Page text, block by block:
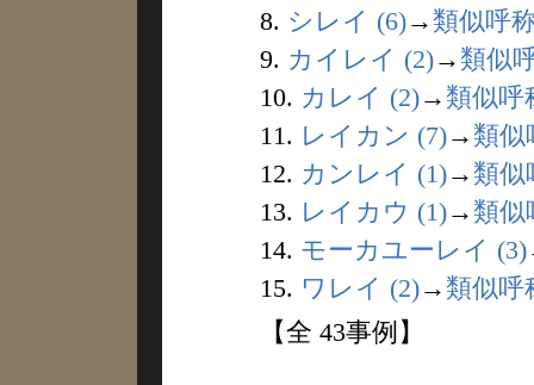
8. シレイ (6)→ 類似呼
9. カイレイ (2)→ 類似
10. カレイ (2)→ 類似呼
11. レイカン (7)→ 類似
12. カンレイ (1)→ 類似
13. レイカウ (1)→ 類似
14. モーカユーレイ (3)
15. ワレイ (2)→ 類似呼
【全 43事例】